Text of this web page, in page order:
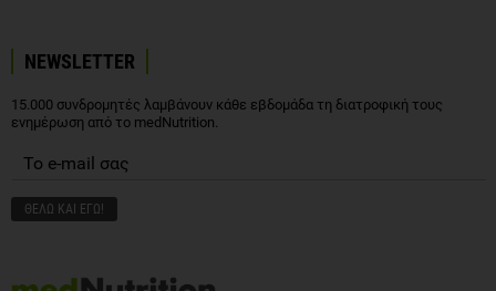
NEWSLETTER
15.000 συνδρομητές λαμβάνουν κάθε εβδομάδα τη διατροφική τους
ενημέρωση από το medNutrition.